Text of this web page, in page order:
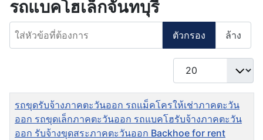
รถแบคโฮเล็กจันทบุรี
ใส่หัวข้อที่ต้องการ
ตัวกรอง ล้าง
แสดง #
ชื่อ
รถขุดรับจ้างภาคตะวันออก รถแม็คโครให้เช่าภาคตะวัน
ออก รถขุดเล็กภาคตะวันออก รถแบคโฮรับจ้างภาคตะวัน
ออก รับจ้างขุดสระภาคตะวันออก Backhoe for rent